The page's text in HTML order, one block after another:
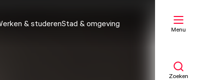
& studerenStad & omgeving
Menu
Zoeken